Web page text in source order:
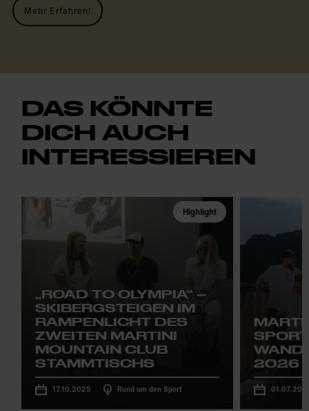
Mehr Erfahren!
DAS KÖNNTE
DICH AUCH
INTERESSIEREN
Highlight
„ROAD TO OLYMPIA“ –
SKIBERGSTEIGEN IM
RAMPENLICHT DES
ZWEITEN MARTINI
MOUNTAIN CLUB
STAMMTISCHS
17.10.2025 Rund um den Sport
2026